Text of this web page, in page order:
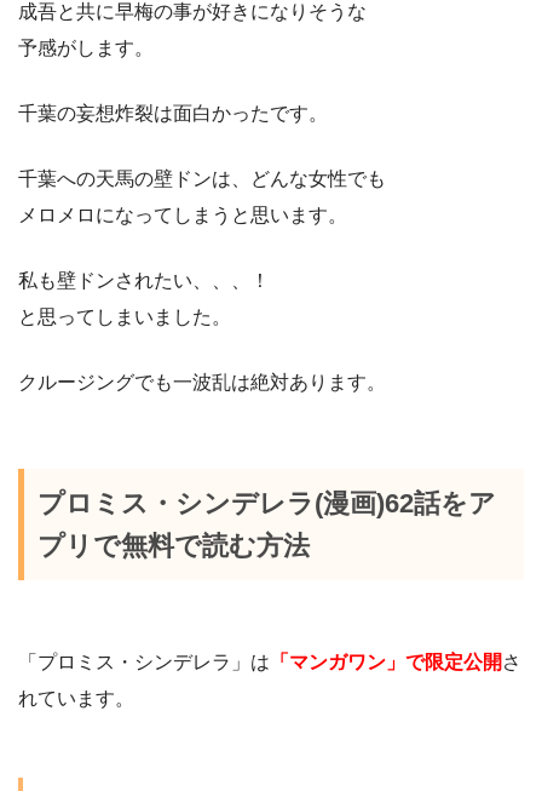
成吾と共に早梅の事が好きになりそうな
予感がします。
千葉の妄想炸裂は面白かったです。
千葉への天馬の壁ドンは、どんな女性でも
メロメロになってしまうと思います。
私も壁ドンされたい、、、！
と思ってしまいました。
クルージングでも一波乱は絶対あります。
プロミス・シンデレラ(漫画)62話をア
プリで無料で読む方法
「プロミス・シンデレラ」は 「マンガワン」で限定公開 さ
れています。